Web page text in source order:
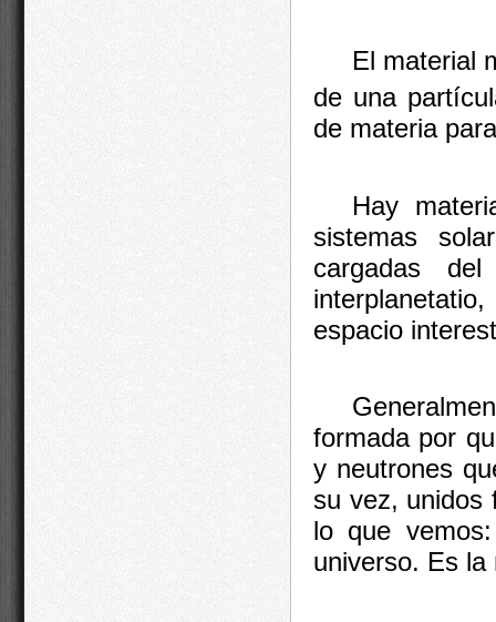
El material
de una
de materia
Hay
sistemas
cargadas
espacio
formada por
y neutrones
su vez, unidos
lo que
universo. Es la